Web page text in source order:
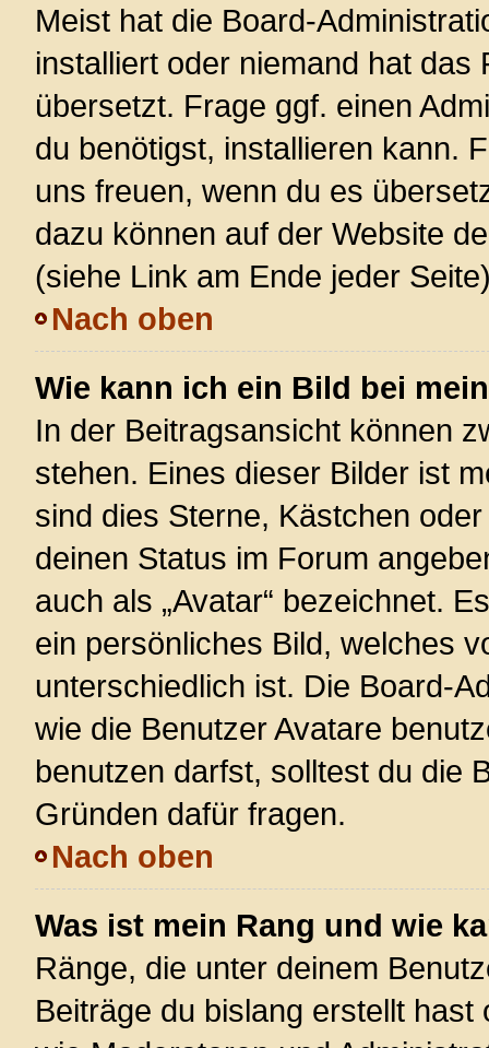
Meist hat die Board-
installiert oder niemand hat
übersetzt. Frage ggf. einen
du benötigst, installieren kann.
uns freuen, wenn du es
dazu können auf der Website
(siehe Link am Ende jeder
Nach oben
Wie kann ich ein Bild bei
In der Beitragsansicht können
stehen. Eines dieser Bilder ist
sind dies Sterne, Kästchen
deinen Status im Forum
auch als „Avatar“ bezeichnet.
ein persönliches Bild, welches
unterschiedlich ist. Die Board-
wie die Benutzer Avatare
benutzen darfst, solltest du die
Gründen dafür fragen.
Nach oben
Was ist mein Rang und wie
Ränge, die unter deinem
Beiträge du bislang erstellt